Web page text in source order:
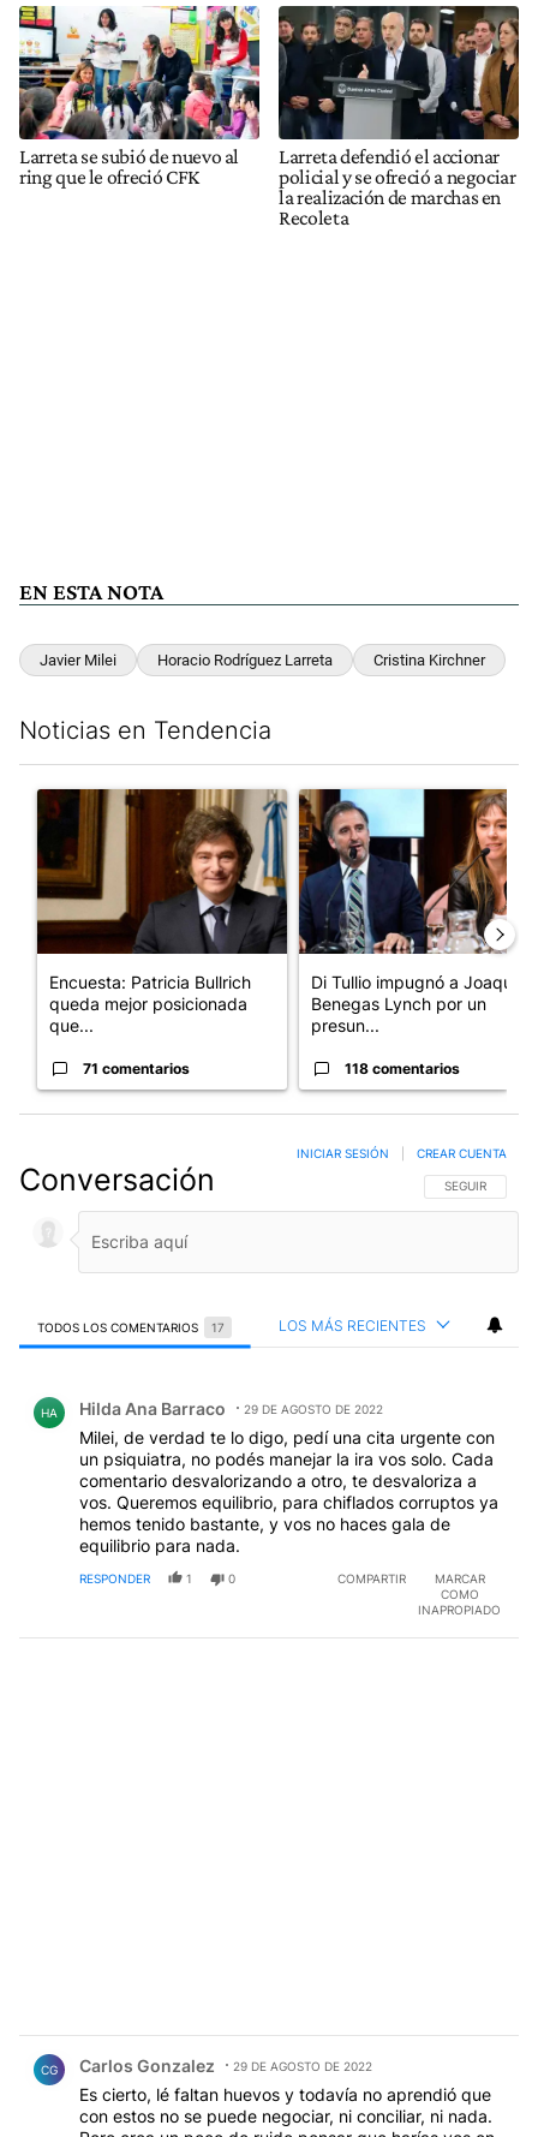
Larreta se subió de nuevo al
ring que le ofreció CFK
Larreta defendió el accionar
policial y se ofreció a negociar
la realización de marchas en
Recoleta
EN ESTA NOTA
Javier Milei Horacio Rodríguez Larreta Cristina Kirchner
Noticias en Tendencia
Un artículo de tendencia con el título "Encuesta: Patricia
Encuesta: Patricia Bullrich
queda mejor posicionada
que...
71 comentarios
Un artículo de tendencia con
Di Tullio impugnó a Joaquín
Benegas Lynch por un
presun...
118 comentarios
Conversación SIGA ESTA
SEGUIR
INICIAR SESIÓN CREAR CUENTA
TODOS LOS COMENTARIOS 17 LOS MÁS RECIENTES
HA Hilda Ana Barraco 29 DE AGOSTO DE 2022
Milei, de verdad te lo digo, pedí una cita urgente con
un psiquiatra, no podés manejar la ira vos solo. Cada
comentario desvalorizando a otro, te desvaloriza a
vos. Queremos equilibrio, para chiflados corruptos ya
hemos tenido bastante, y vos no haces gala de
equilibrio para nada.
RESPONDER 1 0 COMPARTIR
MARCAR
COMO
INAPROPIADO
CG Carlos Gonzalez 29 DE AGOSTO DE 2022
Es cierto, lé faltan huevos y todavía no aprendió que
con estos no se puede negociar, ni conciliar, ni nada.